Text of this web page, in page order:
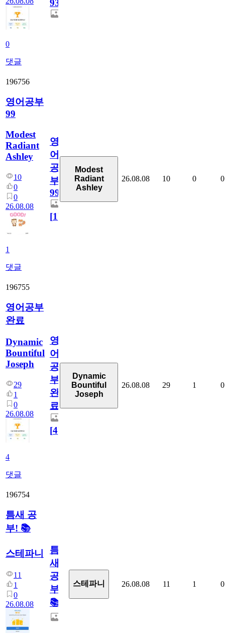
0
댓글
931
196756
영어공부
99
Modest
Radiant
Ashley
10
0
0
26.08.08
1
댓글
영
어
공
부
99
[1]
Modest
Radiant
Ashley
26.08.08 10 0 0
196755
영어공부
완료
Dynamic
Bountiful
Joseph
29
1
0
26.08.08
4
댓글
영
어
공
부
완
료
[4]
Dynamic
Bountiful
Joseph
26.08.08 29 1 0
196754
틈새 공
부! 📚
스테파니
11
1
0
26.08.08
틈
새
공
부!
📚
스테파니 26.08.08 11 1 0